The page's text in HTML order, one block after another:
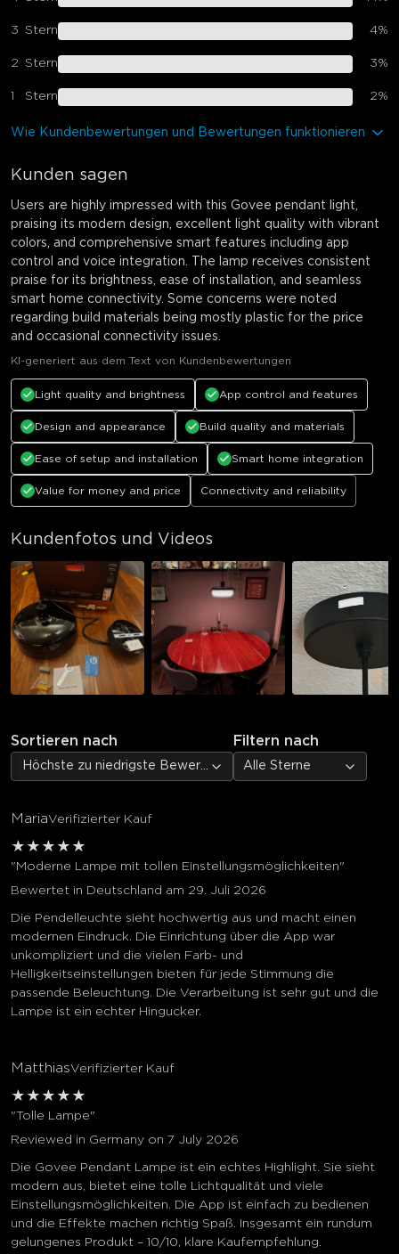
3 Stern 4%
2 Stern 3%
1 Stern 2%
Wie Kundenbewertungen und Bewertungen funktionieren
Kunden sagen
Users are highly impressed with this Govee pendant light,
praising its modern design, excellent light quality with vibrant
colors, and comprehensive smart features including app
control and voice integration. The lamp receives consistent
praise for its brightness, ease of installation, and seamless
smart home connectivity. Some concerns were noted
regarding build materials being mostly plastic for the price
and occasional connectivity issues.
KI-generiert aus dem Text von Kundenbewertungen
Light quality and brightness App control and features
Design and appearance Build quality and materials
Ease of setup and installation Smart home integration
Value for money and price Connectivity and reliability
Kundenfotos und Videos
Sortieren nach
Höchste zu niedrigste Bewertung
Filtern nach
Alle Sterne
MariaVerifizierter Kauf
★ ★ ★ ★ ★
"Moderne Lampe mit tollen Einstellungsmöglichkeiten"
Bewertet in Deutschland am 29. Juli 2026
Die Pendelleuchte sieht hochwertig aus und macht einen
modernen Eindruck. Die Einrichtung über die App war
unkompliziert und die vielen Farb- und
Helligkeitseinstellungen bieten für jede Stimmung die
passende Beleuchtung. Die Verarbeitung ist sehr gut und die
Lampe ist ein echter Hingucker.
MatthiasVerifizierter Kauf
★ ★ ★ ★ ★
"Tolle Lampe"
Reviewed in Germany on 7 July 2026
Die Govee Pendant Lampe ist ein echtes Highlight. Sie sieht
modern aus, bietet eine tolle Lichtqualität und viele
Einstellungsmöglichkeiten. Die App ist einfach zu bedienen
und die Effekte machen richtig Spaß. Insgesamt ein rundum
gelungenes Produkt – 10/10, klare Kaufempfehlung.